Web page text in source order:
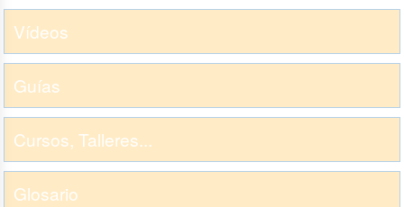
Vídeos
Guías
Cursos, Talleres...
Glosario